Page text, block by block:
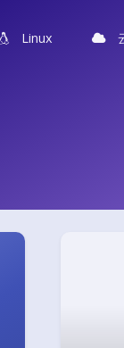
Linux